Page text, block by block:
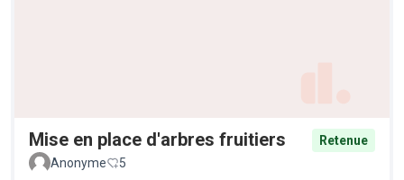
Mise en place d'arbres fruitiers
Retenue
Anonyme
5